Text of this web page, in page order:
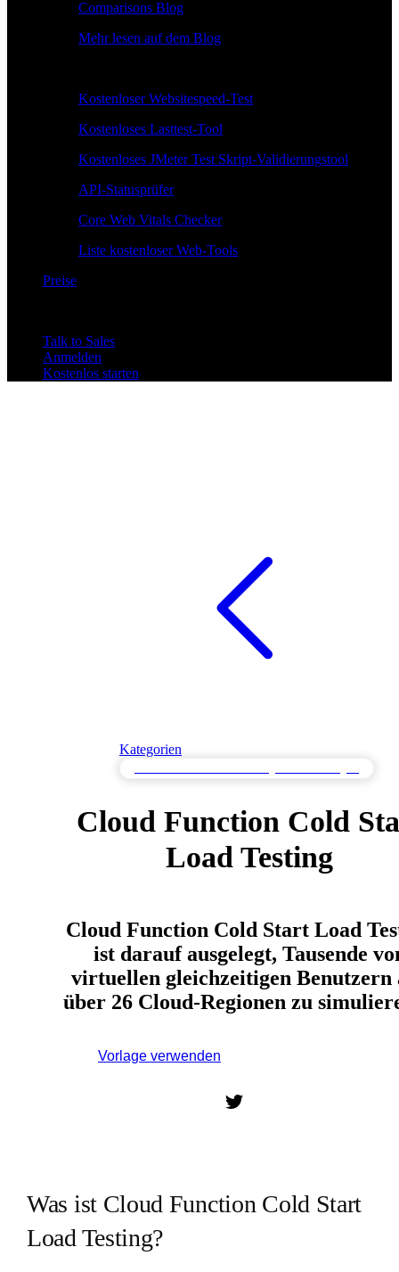
Comparisons Blog
Mehr lesen auf dem Blog
Kostenloser Websitespeed-Test
Kostenloses Lasttest-Tool
Kostenloses JMeter Test Skript-Validierungstool
API-Statusprüfer
Core Web Vitals Checker
Liste kostenloser Web-Tools
Preise
Talk to Sales
Anmelden
Kostenlos starten
Kategorien
Cloud Function Cold
Load Testing
Cloud Function Cold Start Load
ist darauf ausgelegt, Tausende
virtuellen gleichzeitigen Benutzern
über 26 Cloud-Regionen zu
Vorlage verwenden
Was ist Cloud Function Cold Start
Load Testing?